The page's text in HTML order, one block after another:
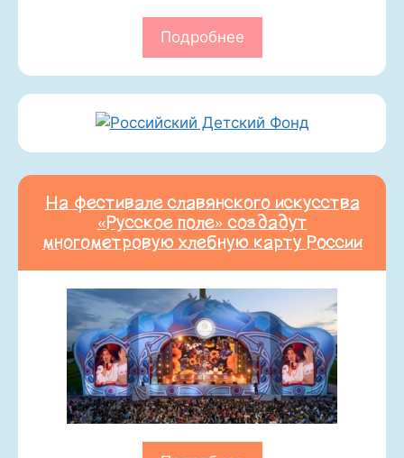
Подробнее
На фестивале славянского искусства
«Русское поле» создадут
многометровую хлебную карту России